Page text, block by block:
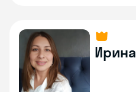
Ирина